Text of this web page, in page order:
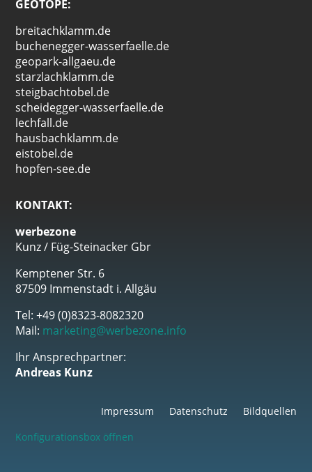
GEOTOPE:
breitachklamm.de
buchenegger-wasserfaelle.de
geopark-allgaeu.de
starzlachklamm.de
steigbachtobel.de
scheidegger-wasserfaelle.de
lechfall.de
hausbachklamm.de
eistobel.de
hopfen-see.de
KONTAKT:
werbezone
Kunz / Füg-Steinacker Gbr
Kemptener Str. 6
87509 Immenstadt i. Allgäu
Tel: +49 (0)8323-8082320
Mail: marketing@werbezone.info
Ihr Ansprechpartner:
Andreas Kunz
Impressum Datenschutz
Bildquellen
Konfigurationsbox öffnen